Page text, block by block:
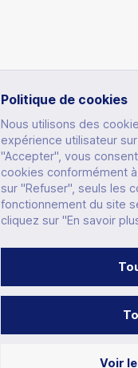
Politique de cookies
Nous utilisons des
expérience utilisateur
"Accepter", vous
cookies conformément
sur "Refuser", seuls les
fonctionnement du site
cliquez sur "En savoir
Voir